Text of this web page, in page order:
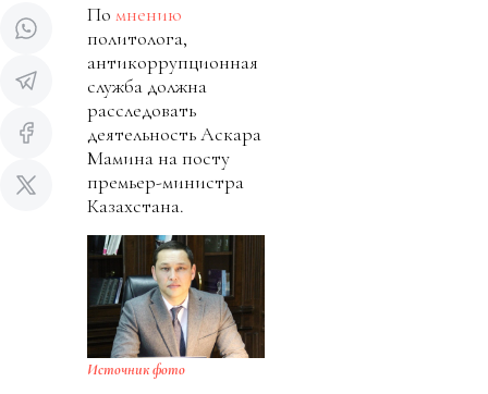
По мнению
политолога,
антикоррупционная
служба должна
расследовать
деятельность Аскара
Мамина на посту
премьер-министра
Казахстана.
Источник фото